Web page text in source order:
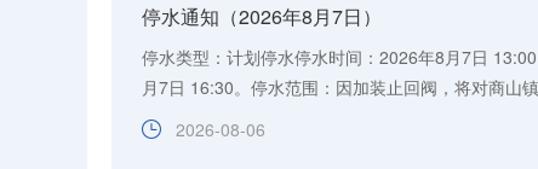
停水通知（2026年8月7日）
停水类型：计划停水停水时间：2026年8月7日
月7日 16:30。停水范围：因加装止回阀，将对商山
13：00-16：30。注意事项：请大家提前做好贮水准
2026-08-06